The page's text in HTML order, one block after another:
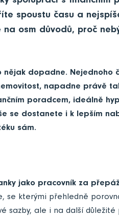
spoustu času a
osm důvodů, proč
dopadne. Nejednoho
napadne právě
poradcem, ideálně
se dostanete i k lepším
sám.
jako pracovník za
se kterými přehledně
sazby, ale i na další důležité